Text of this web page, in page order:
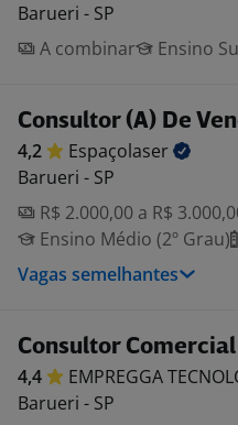
Barueri - SP
A combinar
Ensino
Consultor (A) De
4,2
Espaçolaser
Barueri - SP
R$ 2.000,00 a R$
Ensino Médio (2º Grau)
Vagas semelhantes
Consultor Comercial
4,4 EMPREGGA
Barueri - SP